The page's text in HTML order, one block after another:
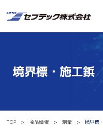
境界標・施工鋲
TOP 商品情報 測量 境界標